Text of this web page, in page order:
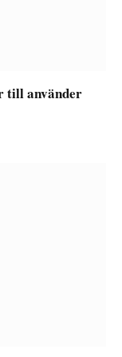
till använder